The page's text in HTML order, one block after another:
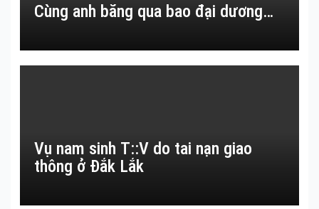
Cùng anh băng qua bao đại dương…
Vụ nam sinh T::V do tai nạn giao
thông ở Đắk Lắk